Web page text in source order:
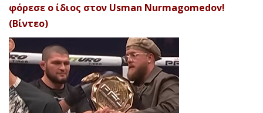
φόρεσε ο ίδιος στον Usman Nurmagomedov!
(Βίντεο)